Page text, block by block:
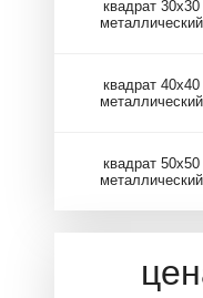
квадрат 30х30
металлический
квадрат 40х40
металлический
квадрат 50х50
металлический